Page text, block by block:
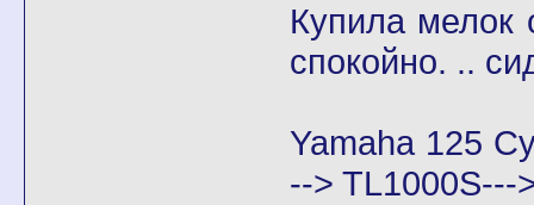
Купила мелок
спокойно. ..
Yamaha 125
--> TL1000S---